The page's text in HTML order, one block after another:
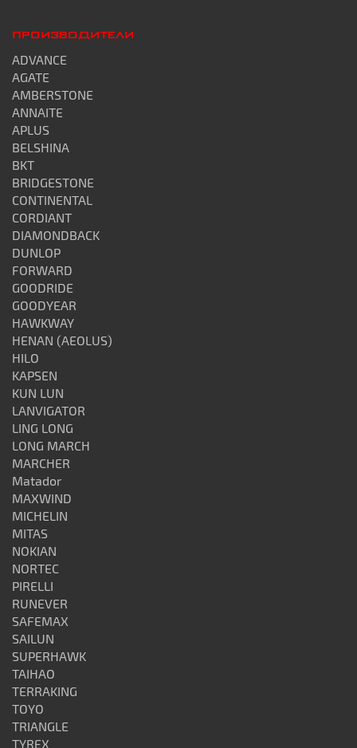
ПРОИЗВОДИТЕЛИ
ADVANCE
AGATE
AMBERSTONE
ANNAITE
APLUS
BELSHINA
BKT
BRIDGESTONE
CONTINENTAL
CORDIANT
DIAMONDBACK
DUNLOP
FORWARD
GOODRIDE
GOODYEAR
HAWKWAY
HENAN (AEOLUS)
HILO
KAPSEN
KUN LUN
LANVIGATOR
LING LONG
LONG MARCH
MARCHER
Matador
MAXWIND
MICHELIN
MITAS
NOKIAN
NORTEC
PIRELLI
RUNEVER
SAFEMAX
SAILUN
SUPERHAWK
TAIHAO
TERRAKING
TOYO
TRIANGLE
TYREX